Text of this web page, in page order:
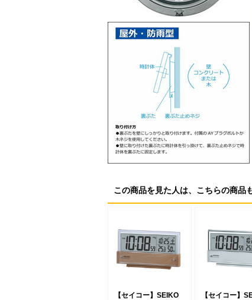
この商品を見た人は、こちらの商品
【セイコー】SEIKO
【セイコー】